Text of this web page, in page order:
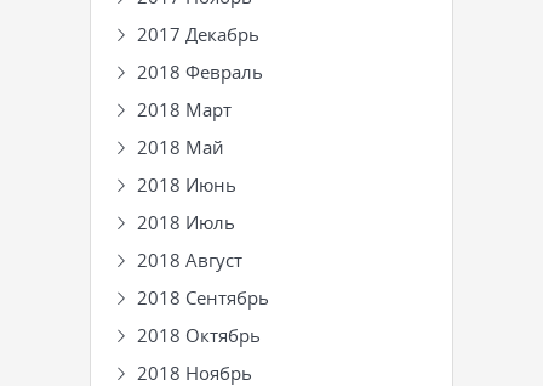
2017 Декабрь
2018 Февраль
2018 Март
2018 Май
2018 Июнь
2018 Июль
2018 Август
2018 Сентябрь
2018 Октябрь
2018 Ноябрь